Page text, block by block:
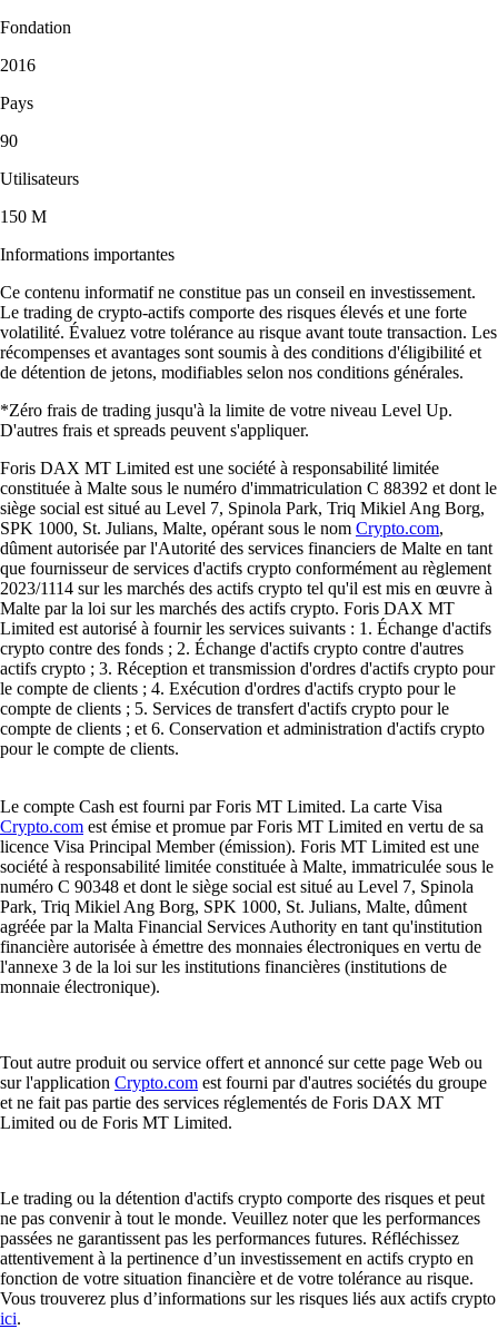
Fondation
2016
Pays
90
Utilisateurs
150 M
Informations importantes
Ce contenu informatif ne constitue pas un conseil en investissement.
Le trading de crypto-actifs comporte des risques élevés et une forte
volatilité. Évaluez votre tolérance au risque avant toute transaction. Les
récompenses et avantages sont soumis à des conditions d'éligibilité et
de détention de jetons, modifiables selon nos conditions générales.
*Zéro frais de trading jusqu'à la limite de votre niveau Level Up.
D'autres frais et spreads peuvent s'appliquer.
Foris DAX MT Limited est une société à responsabilité limitée
constituée à Malte sous le numéro d'immatriculation C 88392 et dont le
siège social est situé au Level 7, Spinola Park, Triq Mikiel Ang Borg,
SPK 1000, St. Julians, Malte, opérant sous le nom Crypto.com,
dûment autorisée par l'Autorité des services financiers de Malte en tant
que fournisseur de services d'actifs crypto conformément au règlement
2023/1114 sur les marchés des actifs crypto tel qu'il est mis en œuvre à
Malte par la loi sur les marchés des actifs crypto. Foris DAX MT
Limited est autorisé à fournir les services suivants : 1. Échange d'actifs
crypto contre des fonds ; 2. Échange d'actifs crypto contre d'autres
actifs crypto ; 3. Réception et transmission d'ordres d'actifs crypto pour
le compte de clients ; 4. Exécution d'ordres d'actifs crypto pour le
compte de clients ; 5. Services de transfert d'actifs crypto pour le
compte de clients ; et 6. Conservation et administration d'actifs crypto
pour le compte de clients.
Le compte Cash est fourni par Foris MT Limited. La carte Visa
Crypto.com est émise et promue par Foris MT Limited en vertu de sa
licence Visa Principal Member (émission). Foris MT Limited est une
société à responsabilité limitée constituée à Malte, immatriculée sous le
numéro C 90348 et dont le siège social est situé au Level 7, Spinola
Park, Triq Mikiel Ang Borg, SPK 1000, St. Julians, Malte, dûment
agréée par la Malta Financial Services Authority en tant qu'institution
financière autorisée à émettre des monnaies électroniques en vertu de
l'annexe 3 de la loi sur les institutions financières (institutions de
monnaie électronique).
Tout autre produit ou service offert et annoncé sur cette page Web ou
sur l'application Crypto.com est fourni par d'autres sociétés du groupe
et ne fait pas partie des services réglementés de Foris DAX MT
Limited ou de Foris MT Limited.
Le trading ou la détention d'actifs crypto comporte des risques et peut
ne pas convenir à tout le monde. Veuillez noter que les performances
passées ne garantissent pas les performances futures. Réfléchissez
attentivement à la pertinence d’un investissement en actifs crypto en
fonction de votre situation financière et de votre tolérance au risque.
Vous trouverez plus d’informations sur les risques liés aux actifs crypto
ici.